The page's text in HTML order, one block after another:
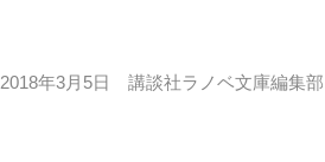
2018年3月5日 講談社ラノベ文庫編集部